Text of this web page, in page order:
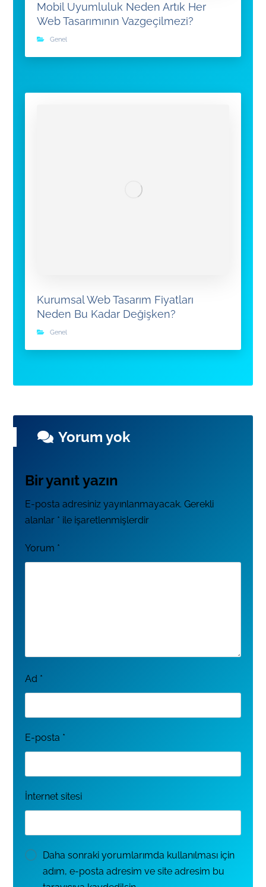
Mobil Uyumluluk Neden Artık Her
Web Tasarımının Vazgeçilmezi?
Genel
Kurumsal Web Tasarım Fiyatları
Neden Bu Kadar Değişken?
Genel
Yorum yok
Bir yanıt yazın
E-posta adresiniz yayınlanmayacak. Gerekli
alanlar * ile işaretlenmişlerdir
Yorum *
Ad *
E-posta *
İnternet sitesi
Daha sonraki yorumlarımda kullanılması için
adım, e-posta adresim ve site adresim bu